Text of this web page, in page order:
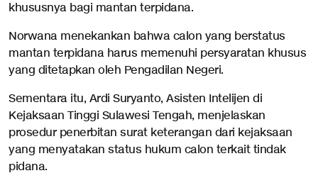
khususnya bagi mantan terpidana.
Norwana menekankan bahwa calon yang berstatus
mantan terpidana harus memenuhi persyaratan khusus
yang ditetapkan oleh Pengadilan Negeri.
Sementara itu, Ardi Suryanto, Asisten Intelijen di
Kejaksaan Tinggi Sulawesi Tengah, menjelaskan
prosedur penerbitan surat keterangan dari kejaksaan
yang menyatakan status hukum calon terkait tindak
pidana.